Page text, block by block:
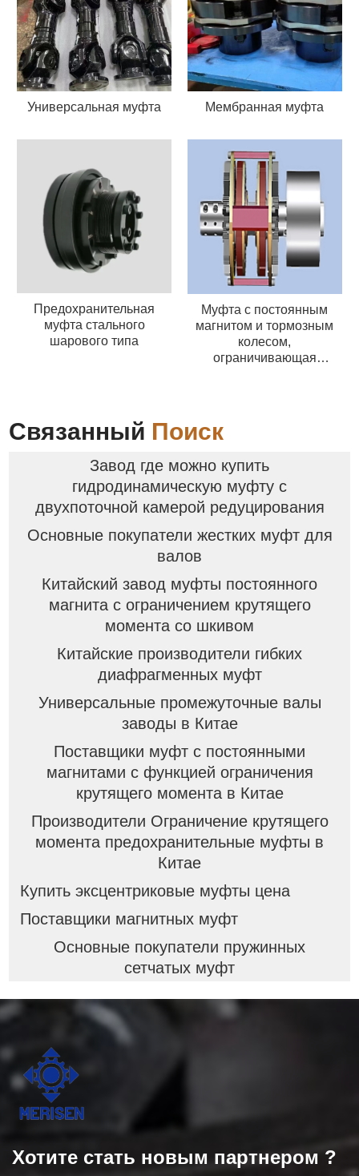
Универсальная муфта Мембранная муфта
Предохранительная
муфта стального
шарового типа
Муфта с постоянным
магнитом и тормозным
колесом,
ограничивающая
Связанный Поиск
Завод где можно купить
гидродинамическую муфту с
двухпоточной камерой редуцирования
Основные покупатели жестких муфт для
валов
Китайский завод муфты постоянного
магнита с ограничением крутящего
момента со шкивом
Китайские производители гибких
диафрагменных муфт
Универсальные промежуточные валы
заводы в Китае
Поставщики муфт с постоянными
магнитами с функцией ограничения
крутящего момента в Китае
Производители Ограничение крутящего
момента предохранительные муфты в
Китае
Купить эксцентриковые муфты цена
Поставщики магнитных муфт
Основные покупатели пружинных
сетчатых муфт
Хотите стать новым партнером ?